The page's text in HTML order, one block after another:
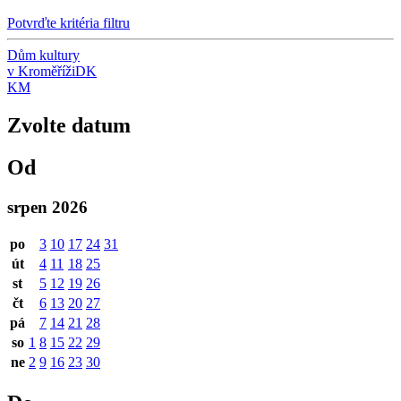
Potvrďte kritéria filtru
Dům kultury
v KroměřížiDK
KM
Zvolte datum
Od
srpen 2026
po 3 10 17 24 31
út
4 11 18 25
st
5 12 19 26
čt
6 13 20 27
pá
7 14 21 28
so 1 8 15 22 29
ne 2 9 16 23 30